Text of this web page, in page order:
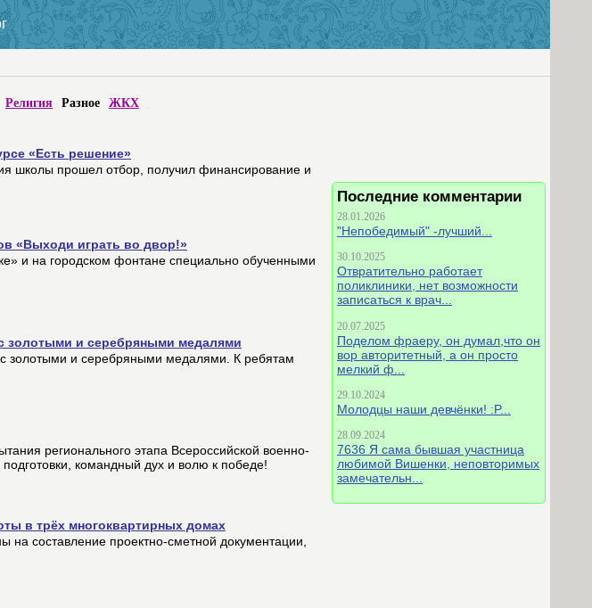
Религия Разное ЖКХ
Последние комментарии
28.01.2026
"Непобедимый" -лучший...
30.10.2025
Отвратительно работает
поликлиники, нет возможности
записаться к врач...
20.07.2025
Поделом фраеру, он думал,что он
вор авторитетный, а он просто
мелкий ф...
29.10.2024
Молодцы наши девчёнки! :P...
28.09.2024
7636 Я сама бывшая участница
любимой Вишенки, неповторимых
замечательн...
«Есть решение»
школы прошел отбор, получил финансирование и
«Выходи играть во двор!»
и на городском фонтане специально обученными
золотыми и серебряными медалями
золотыми и серебряными медалями. К ребятам
регионального этапа Всероссийской военно-
командный дух и волю к победе!
в трёх многоквартирных домах
составление проектно-сметной документации,